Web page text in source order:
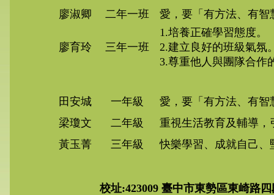
廖淑卿
二年一班 愛，要「有方法、有
廖育玲 三年一班
1.培養正確學習態度。
2.建立良好的班級氣氛
3.尊重他人與團隊合作
田安城 一年級
愛，要「有方法、有
梁瓊文
二年級
重視生活教育及輔導，
黃玉菁
三年級 快樂學習、成就自己
校址:423009 臺中市東勢區東崎路四